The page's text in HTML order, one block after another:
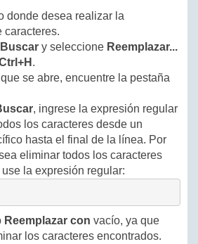
donde desea realizar la
caracteres.
Buscar y seleccione Reemplazar...
.
se abre, encuentre la pestaña
, ingrese la expresión regular
los caracteres desde un
hasta el final de la línea. Por
eliminar todos los caracteres
use la expresión regular:
Reemplazar con vacío, ya que
los caracteres encontrados.